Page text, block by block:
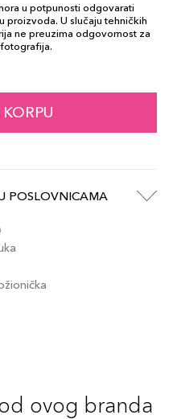
u potpunosti odgovarati
proizvoda. U slučaju tehničkih
ne preuzima odgovornost za
POSLOVNICAMA
ovog branda